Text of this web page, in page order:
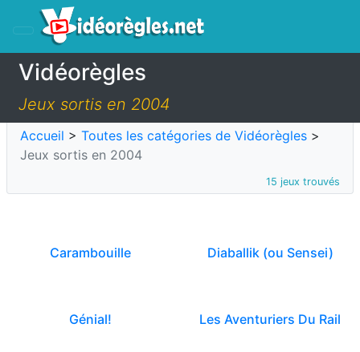
Vidéorègles
Jeux sortis en 2004
Accueil > Toutes les catégories de Vidéorègles >
Jeux sortis en 2004
15 jeux trouvés
Carambouille Diaballik (ou Sensei)
Génial! Les Aventuriers Du Rail